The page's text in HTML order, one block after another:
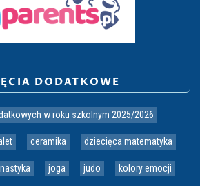
DODATKOWE
w roku szkolnym 2025/2026
ceramika dziecięca matematyka
joga judo kolory emocji